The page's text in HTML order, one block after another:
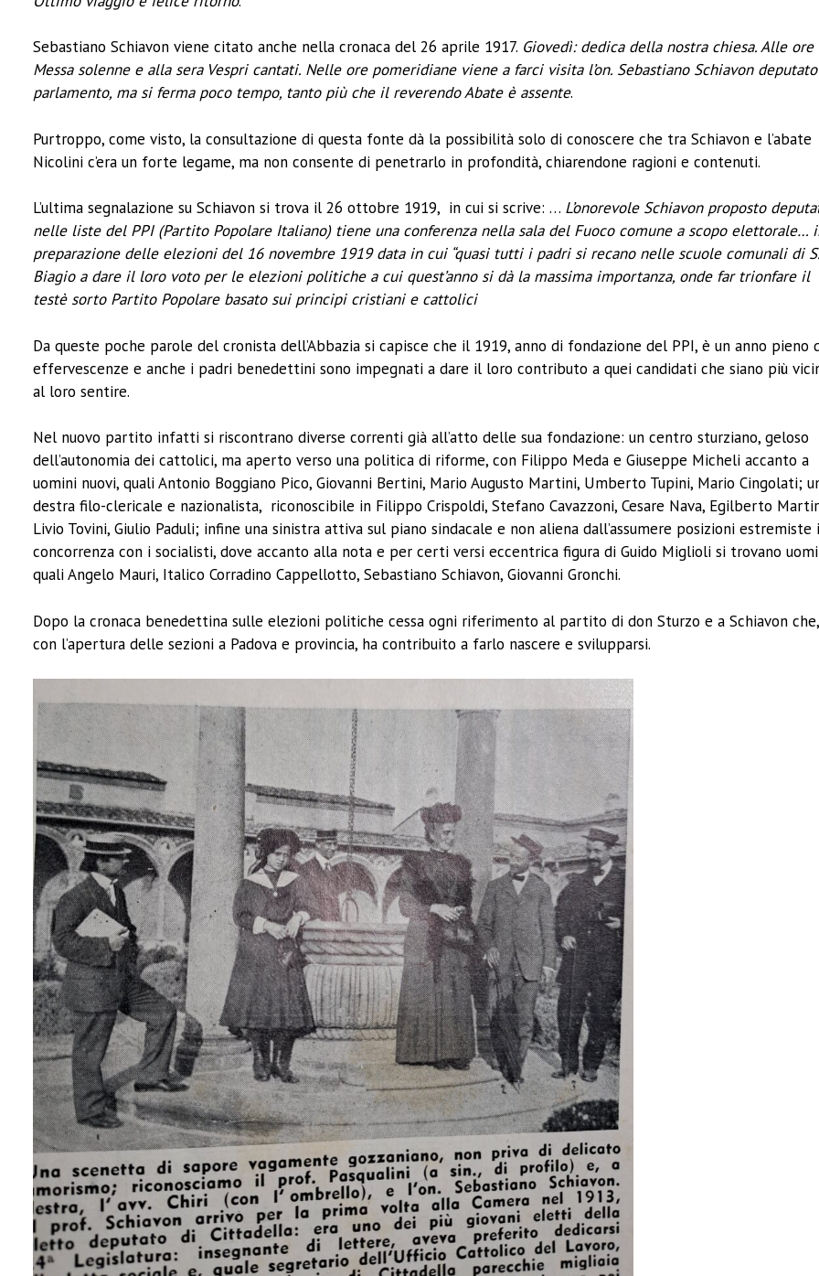
Sebastiano Schiavon viene citato anche nella cronaca del 26 aprile 1917. Giovedì: dedica della nostra chiesa. Alle ore
Messa solenne e alla sera Vespri cantati. Nelle ore pomeridiane viene a farci visita l’on. Sebastiano Schiavon
parlamento, ma si ferma poco tempo, tanto più che il reverendo Abate è assente.
Purtroppo, come visto, la consultazione di questa fonte dà la possibilità solo di conoscere che tra Schiavon e l’abate
Nicolini c’era un forte legame, ma non consente di penetrarlo in profondità, chiarendone ragioni e contenuti.
L’ultima segnalazione su Schiavon si trova il 26 ottobre 1919, in cui si scrive: … L’onorevole Schiavon proposto
nelle liste del PPI (Partito Popolare Italiano) tiene una conferenza nella sala del Fuoco comune a scopo elettorale…
preparazione delle elezioni del 16 novembre 1919 data in cui “quasi tutti i padri si recano nelle scuole comunali di S.
Biagio a dare il loro voto per le elezioni politiche a cui quest’anno si dà la massima importanza, onde far trionfare il
testè sorto Partito Popolare basato sui principi cristiani e cattolici
Da queste poche parole del cronista dell’Abbazia si capisce che il 1919, anno di fondazione del PPI, è un anno pieno
effervescenze e anche i padri benedettini sono impegnati a dare il loro contributo a quei candidati che siano più
al loro sentire.
Nel nuovo partito infatti si riscontrano diverse correnti già all’atto delle sua fondazione: un centro sturziano, geloso
dell’autonomia dei cattolici, ma aperto verso una politica di riforme, con Filippo Meda e Giuseppe Micheli accanto a
uomini nuovi, quali Antonio Boggiano Pico, Giovanni Bertini, Mario Augusto Martini, Umberto Tupini, Mario Cingolati;
destra filo-clericale e nazionalista, riconoscibile in Filippo Crispoldi, Stefano Cavazzoni, Cesare Nava, Egilberto
Livio Tovini, Giulio Paduli; infine una sinistra attiva sul piano sindacale e non aliena dall’assumere posizioni estremiste
concorrenza con i socialisti, dove accanto alla nota e per certi versi eccentrica figura di Guido Miglioli si trovano
quali Angelo Mauri, Italico Corradino Cappellotto, Sebastiano Schiavon, Giovanni Gronchi.
Dopo la cronaca benedettina sulle elezioni politiche cessa ogni riferimento al partito di don Sturzo e a Schiavon che,
con l’apertura delle sezioni a Padova e provincia, ha contribuito a farlo nascere e svilupparsi.